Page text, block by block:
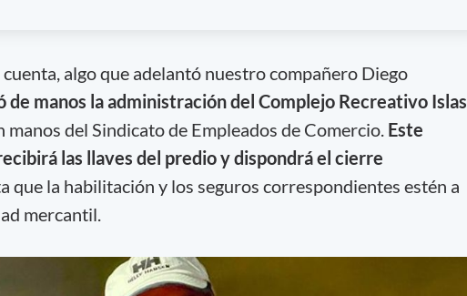
algo que adelantó nuestro compañero Diego
de manos la administración del Complejo Recreativo Islas
manos del Sindicato de Empleados de Comercio. Este
las llaves del predio y dispondrá el cierre
que la habilitación y los seguros correspondientes estén a
mercantil.